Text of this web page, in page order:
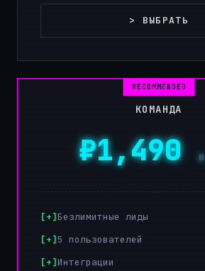
> ВЫБРАТЬ
КОМАНДА
₽1,490
Безлимитные лиды
5 пользователей
Интеграции